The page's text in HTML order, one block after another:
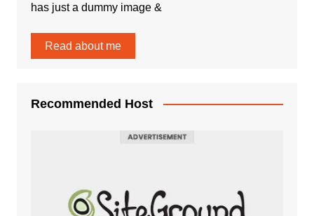
has just a dummy image &
Read about me
Recommended Host